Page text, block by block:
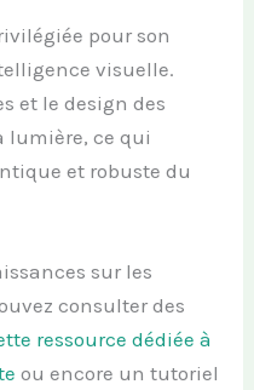
pour son
visuelle.
et le design des
lumière, ce qui
et robuste du
sur les
consulter des
ressource dédiée à
ou encore un tutoriel